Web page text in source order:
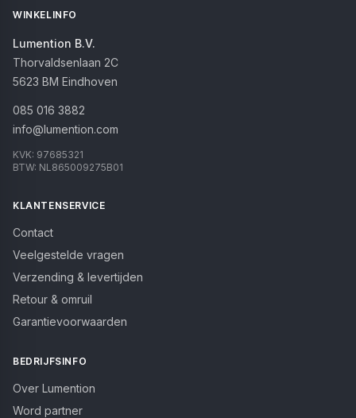
WINKELINFO
Lumention B.V.
Thorvaldsenlaan 2C
5623 BM Eindhoven
085 016 3882
info@lumention.com
KVK: 97685321
BTW: NL865009275B01
KLANTENSERVICE
Contact
Veelgestelde vragen
Verzending & levertijden
Retour & omruil
Garantievoorwaarden
BEDRIJFSINFO
Over Lumention
Word partner